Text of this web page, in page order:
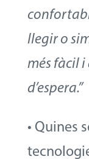
llegir o
més fàcil
d’espera.”
• Quines